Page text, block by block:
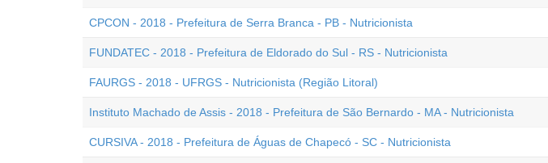
CPCON - 2018 - Prefeitura de Serra Branca - PB - Nutricionista
FUNDATEC - 2018 - Prefeitura de Eldorado do Sul - RS - Nutricionista
FAURGS - 2018 - UFRGS - Nutricionista (Região Litoral)
Instituto Machado de Assis - 2018 - Prefeitura de São Bernardo - MA - Nutricionista
CURSIVA - 2018 - Prefeitura de Águas de Chapecó - SC - Nutricionista